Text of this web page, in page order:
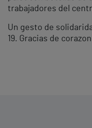
trabajadores del
Un gesto de
19. Gracias de